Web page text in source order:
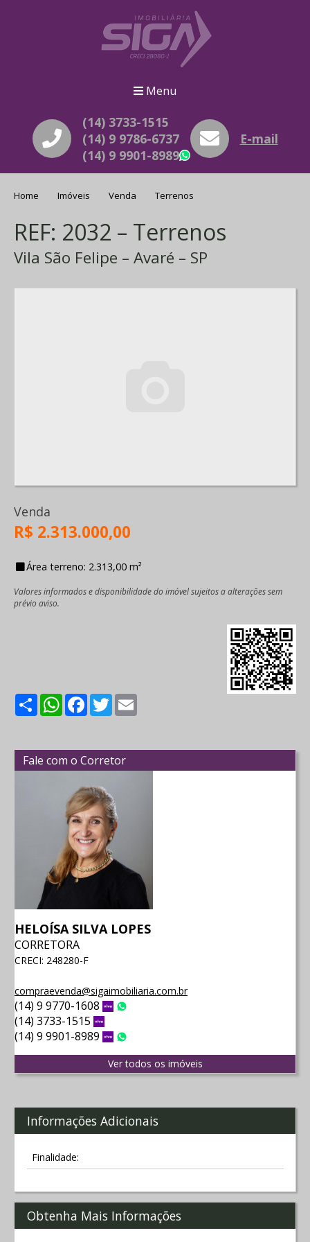
Menu
(14) 3733-1515
(14) 9 9786-6737
(14) 9 9901-8989
WhatsApp
E-mail
Home Imóveis Venda Terrenos
REF: 2032 – Terrenos
Vila São Felipe – Avaré – SP
Venda
R$ 2.313.000,00
Área terreno: 2.313,00 m²
Valores informados e disponibilidade do imóvel sujeitos a alterações sem
prévio aviso.
ShareWhatsApp
Facebook
Twitter
Fale com o Corretor
HELOÍSA SILVA LOPES
CORRETORA
CRECI: 248280-F
compraevenda@sigaimobiliaria.com.br
(14) 9 9770-1608 Vivo
(14) 3733-1515
(14) 9 9901-8989 Vivo
Ver todos os imóveis
Informações Adicionais
Finalidade:
Obtenha Mais Informações